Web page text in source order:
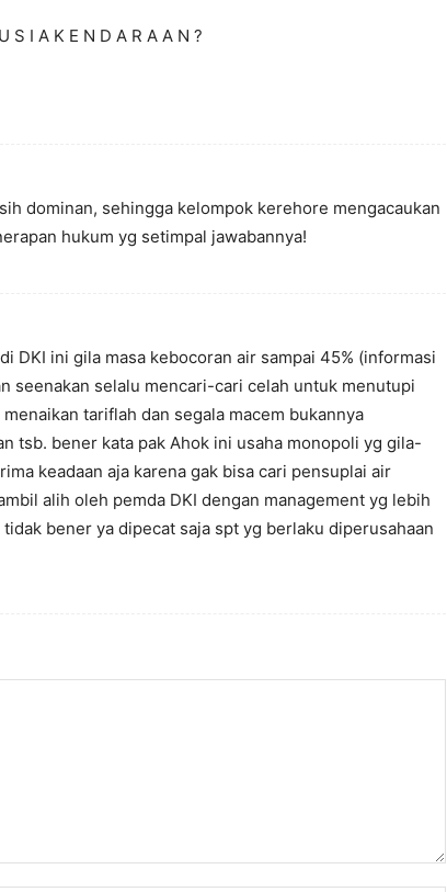
S I A K E N D A R A A N ?
dominan, sehingga kelompok kerehore mengacaukan
hukum yg setimpal jawabannya!
DKI ini gila masa kebocoran air sampai 45% (informasi
seenakan selalu mencari-cari celah untuk menutupi
tariflah dan segala macem bukannya
tsb. bener kata pak Ahok ini usaha monopoli yg gila-
keadaan aja karena gak bisa cari pensuplai air
alih oleh pemda DKI dengan management yg lebih
bener ya dipecat saja spt yg berlaku diperusahaan